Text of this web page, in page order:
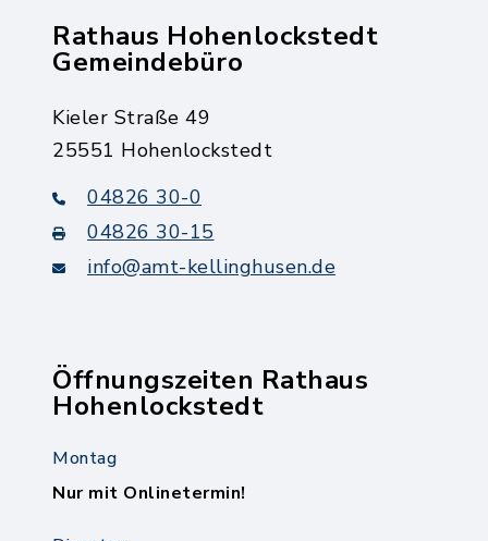
Rathaus Hohenlockstedt
Gemeindebüro
Kieler Straße 49
25551 Hohenlockstedt
04826 30-0
04826 30-15
info@amt-kellinghusen.de
Öffnungszeiten Rathaus
Hohenlockstedt
Montag
Nur mit Onlinetermin!